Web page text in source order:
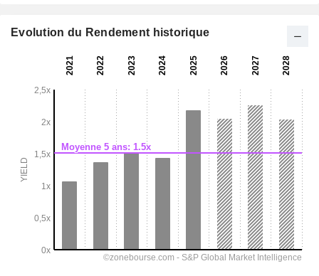
Evolution du Rendement historique